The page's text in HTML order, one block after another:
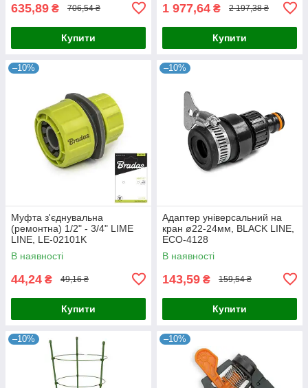
635,89 ₴ 706,54 ₴
Купити
1 977,64 ₴ 2 197,38 ₴
Купити
–10%
Муфта з'єднувальна
(ремонтна) 1/2" - 3/4" LIME
LINE, LE-02101K
В наявності
44,24 ₴ 49,16 ₴
Купити
–10%
Адаптер універсальний на
кран ø22-24мм, BLACK LINE,
ECO-4128
В наявності
143,59 ₴ 159,54 ₴
Купити
–10% –10%